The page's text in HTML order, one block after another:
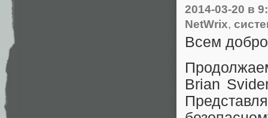
2014-03-20 в
NetWrix,
Всем
Brian